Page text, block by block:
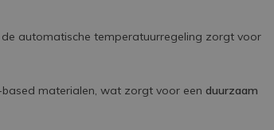
de automatische temperatuurregeling zorgt voor
materialen, wat zorgt voor een duurzaam